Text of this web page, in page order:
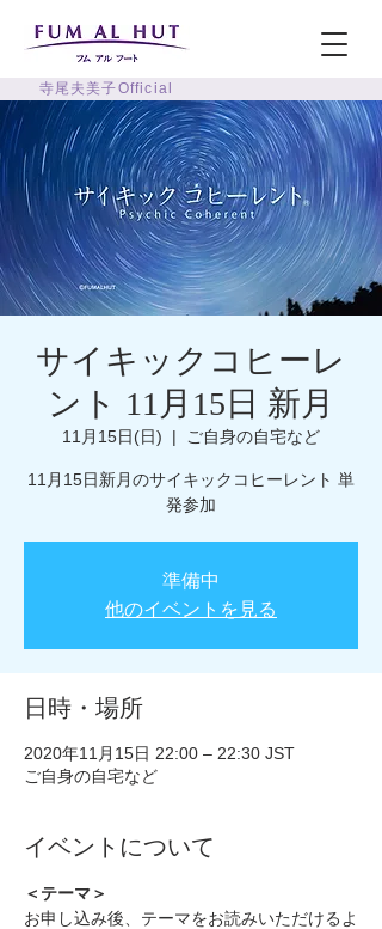
寺尾夫美子Official
サイキックコヒーレ
ント 11月15日 新月
11月15日(日)
  |
ご自身の自宅など
11月15日新月のサイキックコヒーレント 単
発参加
準備中
他のイベントを見る
日時・場所
2020年11月15日 22:00 – 22:30 JST
ご自身の自宅など
イベントについて
＜テーマ＞
お申し込み後、テーマをお読みいただけるよ